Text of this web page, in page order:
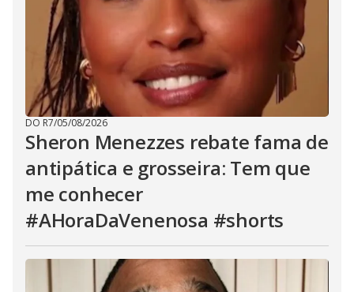
DO R7/05/08/2026
Sheron Menezzes rebate fama de
antipática e grosseira: Tem que
me conhecer
#AHoraDaVenenosa #shorts